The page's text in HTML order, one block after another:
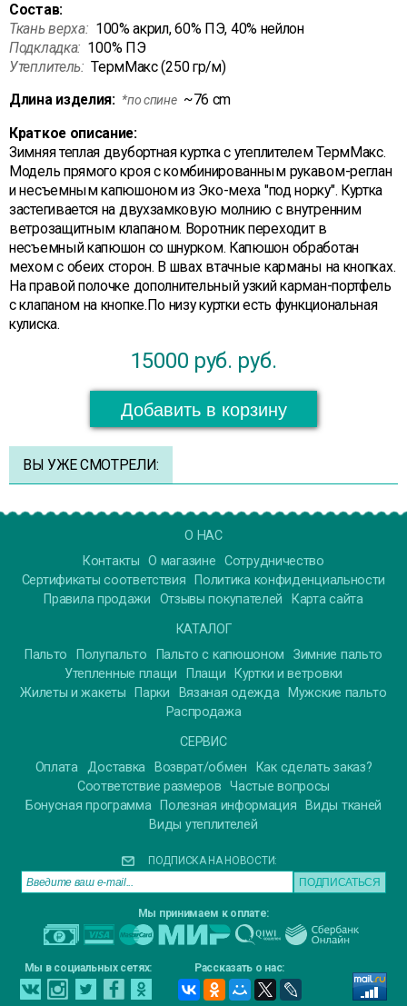
Состав:
Ткань верха: 100% акрил, 60% ПЭ, 40% нейлон
Подкладка: 100% ПЭ
Утеплитель: ТермМакс (250 гр/м)
Длина изделия: *по спине ~76 cm
Краткое описание:
Зимняя теплая двубортная куртка с утеплителем ТермМакс.
Модель прямого кроя с комбинированным рукавом-реглан
и несъемным капюшоном из Эко-меха "под норку". Куртка
застегивается на двухзамковую молнию с внутренним
ветрозащитным клапаном. Воротник переходит в
несъемный капюшон со шнурком. Капюшон обработан
мехом с обеих сторон. В швах втачные карманы на кнопках.
На правой полочке дополнительный узкий карман-портфель
с клапаном на кнопке.По низу куртки есть функциональная
кулиска.
15000 руб. руб.
Добавить в корзину
ВЫ УЖЕ СМОТРЕЛИ:
О НАС
Контакты
О магазине Сотрудничество
Сертификаты соответствия
Политика конфиденциальности
Правила продажи
Отзывы покупателей
Карта сайта
КАТАЛОГ
Пальто
Полупальто Пальто с капюшоном
Зимние пальто
Утепленные плащи
Плащи
Куртки и ветровки
Жилеты и жакеты
Парки Вязаная одежда
Мужские пальто
Распродажа
СЕРВИС
Оплата Доставка Возврат/обмен
Как сделать заказ?
Соответствие размеров
Частые вопросы
Бонусная программа
Полезная информация
Виды тканей
Виды утеплителей
ПОДПИСКА НА НОВОСТИ:
Мы принимаем к оплате:
Мы в социальных сетях: Рассказать о нас: